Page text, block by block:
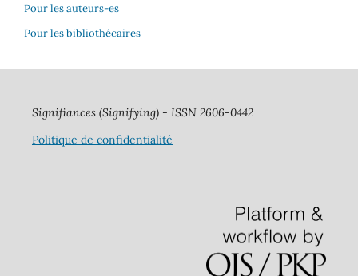
Pour les auteurs-es
Pour les bibliothécaires
Signifiances (Signifying) - ISSN 2606-0442
Politique de confidentialité